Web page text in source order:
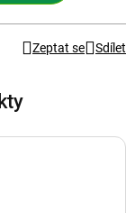
Zeptat se Sdílet